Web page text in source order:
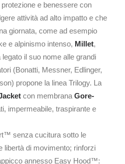
e benessere con
attività ad alto impatto e che
giornata, come ad esempio
e alpinismo intenso, Millet,
il suo nome alle grandi
(Bonatti, Messner, Edlinger,
propone la linea Trilogy. La
con membrana Gore-
impermeabile, traspirante e
senza cucitura sotto le
libertà di movimento; rinforzi
annesso Easy Hood™: